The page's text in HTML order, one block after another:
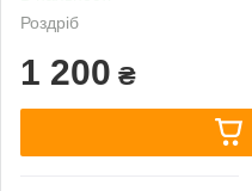
Роздріб
1 200 ₴